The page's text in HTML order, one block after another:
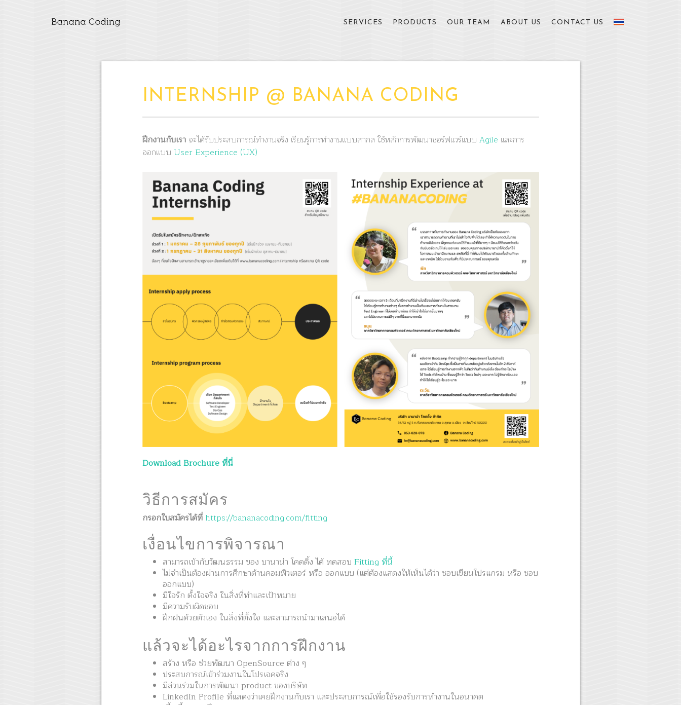
SERVICES PRODUCTS OUR TEAM ABOUT US CONTACT US
INTERNSHIP @ BANANA CODING
ฝึกงานกับเราจะได้รับประสบการณ์ทำงานจริง เรียนรู้การทำงานแบบสากล ใช้หลักการพัฒนาชอร์ฟแวร์แบบ Agile และการ
ออกแบบ User Experience (UX)
Download Brochure ที่นี่
วิธีการสมัคร
กรอกใบสมัครได้ที่ https://bananacoding.com/fitting
เงื่อนไขการพิจารณา
สามารถเข้ากับวัฒนธรรม ของ บานาน่า โคดดิ้ง ได้ ทดสอบ Fitting ที่นี้
ไม่จำเป็นต้องผ่านการศึกษาด้านคอมพิวเตอร์ หรือ ออกแบบ (แต่ต้องแสดงให้เห็นได้ว่า ชอบเขียนโปรแกรม หรือ ชอบ
ออกแบบ)
มีใจรัก ตั้งใจจริง ในสิ่งที่ทำและเป้าหมาย
มีความรับผิดชอบ
ฝึกฝนด้วยตัวเอง ในสิ่งที่ตั้งใจ และสามารถนำมาเสนอได้
แล้วจะได้อะไรจากการฝึกงาน
สร้าง หรือ ช่วยพัฒนา OpenSource ต่าง ๆ
ประสบการณ์เข้าร่วมงานในโปรเจคจริง
มีส่วนร่วมในการพัฒนา product ของบริษัท
LinkedIn Profile ที่แสดงว่าเคยฝึกงานกับเรา และประสบการณ์เพื่อใช้รองรับการทำงานในอนาคต